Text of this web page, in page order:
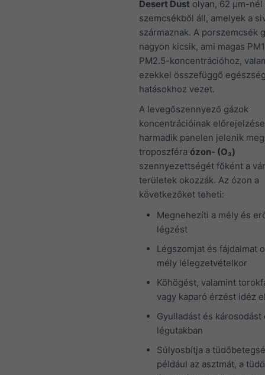
Desert Dust olyan, 62 μm-
szemcsékből áll, amelyek a
származnak. A porszemcsék
nagyon kicsik, ami magas
PM2.5-koncentrációhoz,
ezekkel összefüggő
hatásokhoz vezet.
A levegőszennyező gázok
koncentrációinak
harmadik panelen jelenik
troposzféra ózon- (O₃)
szennyezettségét főként a
területek okozzák. Az ózon a
következőket teheti:
Megnehezíti a mély és
légzést
Légszomjat és fájdalmat
mély lélegzetvételkor
Köhögést, valamint
vagy kaparó érzést idéz
Gyulladást és károsodást
légutakban
Súlyosbítja a
például az asztmát, a